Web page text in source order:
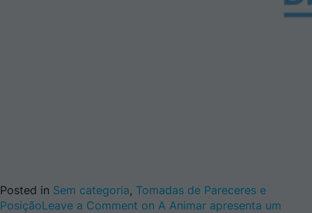
Posted in Sem categoria, Tomadas de Pareceres e
PosiçãoLeave a Comment on A Animar apresenta um